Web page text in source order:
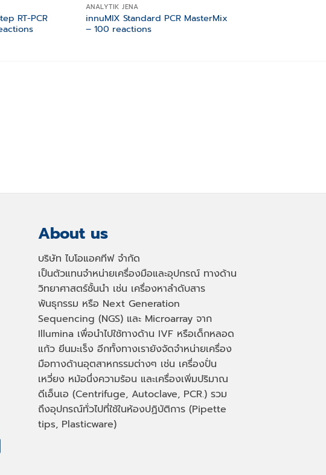
RT-PCR
ANALYTIK JENA
innuMIX Standard PCR MasterMix
– 100 reactions
About us
บริษัท ไบโอแอคทีฟ จำกัด
เป็นตัวแทนจำหน่ายเครื่องมือและอุปกรณ์ ทางด้าน
วิทยาศาสตร์ชั้นนำ เช่น เครื่องหาลำดับสาร
พันธุกรรม หรือ Next Generation
Sequencing (NGS) และ Microarray จาก
Illumina เพื่อนำไปใช้ทางด้าน IVF หรือเด็กหลอด
แก้ว ยีนมะเร็ง อีกทั้งทางเรายังจัดจำหน่ายเครื่อง
มือทางด้านอุตสาหกรรมต่างๆ เช่น เครื่องปั่น
เหวี่ยง หม้อนึ่งความร้อน และเครื่องเพิ่มปริมาณ
ดีเอ็นเอ (Centrifuge, Autoclave, PCR.) รวม
ถึงอุปกรณ์ทั่วไปที่ใช้ในห้องปฏิบัติการ (Pipette
tips, Plasticware)